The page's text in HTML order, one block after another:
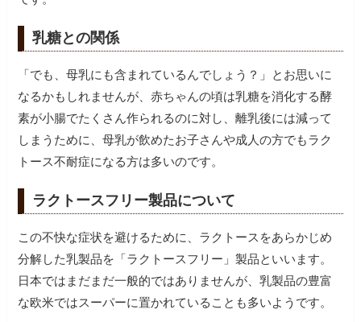
乳糖との関係
「でも、母乳にも含まれているんでしょう？」とお思いに
なるかもしれませんが、赤ちゃんの頃は乳糖を消化する酵
素が小腸でたくさん作られるのに対し、離乳後には減って
しまうために、母乳が飲めたお子さんや成人の方でもラク
トース不耐症になる方は多いのです。
ラクトースフリー製品について
この不快な症状を避けるために、ラクトースをあらかじめ
分解した乳製品を「ラクトースフリー」製品といいます。
日本ではまだまだ一般的ではありませんが、乳製品の豊富
な欧米ではスーパーに置かれていることも多いようです。